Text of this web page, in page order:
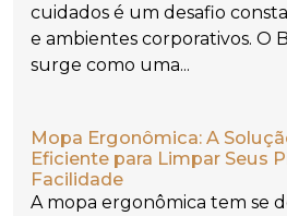
cuidados é um desafio
e ambientes corporativos. O
surge como uma...
Mopa Ergonômica: A
Eficiente para Limpar Seus
Facilidade
A mopa ergonômica tem se